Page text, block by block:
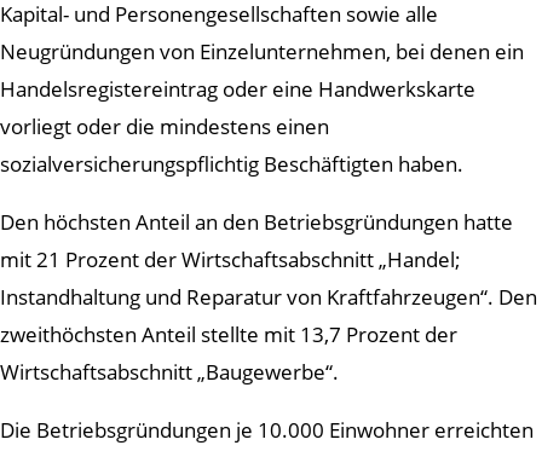
Kapital- und Personengesellschaften sowie alle
Neugründungen von Einzelunternehmen, bei denen ein
Handelsregistereintrag oder eine Handwerkskarte
vorliegt oder die mindestens einen
sozialversicherungspflichtig Beschäftigten haben.
Den höchsten Anteil an den Betriebsgründungen hatte
mit 21 Prozent der Wirtschaftsabschnitt „Handel;
Instandhaltung und Reparatur von Kraftfahrzeugen“. Den
zweithöchsten Anteil stellte mit 13,7 Prozent der
Wirtschaftsabschnitt „Baugewerbe“.
Die Betriebsgründungen je 10.000 Einwohner erreichten